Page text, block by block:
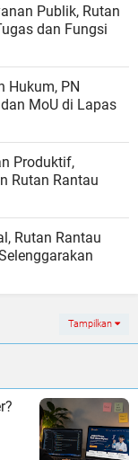
Publik, Rutan
dan Fungsi
Hukum, PN
MoU di Lapas
Produktif,
Rutan Rantau
Rutan Rantau
Tampilkan